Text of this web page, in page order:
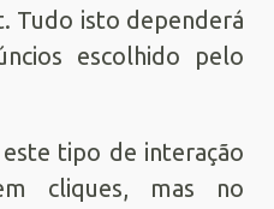
Tudo isto dependerá
escolhido pelo
tipo de interação
cliques, mas no